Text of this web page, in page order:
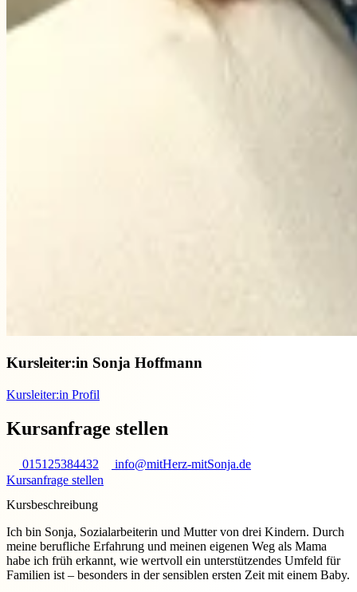
Kursleiter:in Sonja Hoffmann
Kursleiter:in Profil
Kursanfrage stellen
015125384432
info@mitHerz-mitSonja.de
Kursanfrage stellen
Kursbeschreibung
Ich bin Sonja, Sozialarbeiterin und Mutter von drei Kindern. Durch
meine berufliche Erfahrung und meinen eigenen Weg als Mama
habe ich früh erkannt, wie wertvoll ein unterstützendes Umfeld für
Familien ist – besonders in der sensiblen ersten Zeit mit einem Baby.